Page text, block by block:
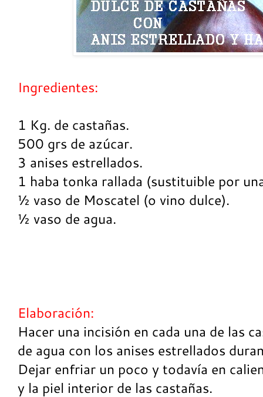
Ingredientes:
1 Kg. de castañas.
500 grs de azúcar.
3 anises estrellados.
1 haba tonka rallada (sustituible por
½ vaso de Moscatel (o vino dulce).
½ vaso de agua.
Elaboración:
Hacer una incisión en cada una de las
de agua con los anises estrellados
Dejar enfriar un poco y todavía en
y la piel interior de las castañas.